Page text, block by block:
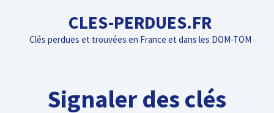
contenu
CLES-PERDUES.FR
Clés perdues et trouvées en France et dans les DOM-TOM
Signaler des clés